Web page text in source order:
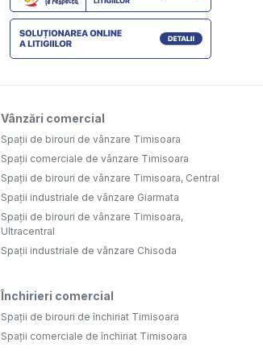
Vânzări comercial
Spații de birouri de vânzare Timisoara
Spații comerciale de vânzare Timisoara
Spații de birouri de vânzare Timisoara, Central
Spații industriale de vânzare Giarmata
Spații de birouri de vânzare Timisoara,
Ultracentral
Spații industriale de vânzare Chisoda
Închirieri comercial
Spații de birouri de închiriat Timisoara
Spații comerciale de închiriat Timisoara